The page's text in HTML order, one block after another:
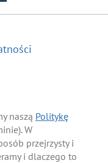
naszą Politykę
W
przejrzysty i
i dlaczego to